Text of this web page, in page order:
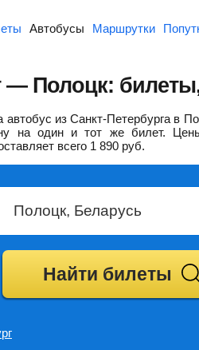
Автобусы Маршрутки
— Полоцк:
из Санкт-Петербурга в
на один и тот же билет.
всего 1 890 руб.
Найти билеты